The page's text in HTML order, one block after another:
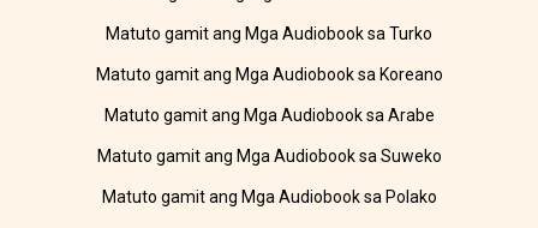
Matuto gamit ang Mga Audiobook sa Turko
Matuto gamit ang Mga Audiobook sa Koreano
Matuto gamit ang Mga Audiobook sa Arabe
Matuto gamit ang Mga Audiobook sa Suweko
Matuto gamit ang Mga Audiobook sa Polako